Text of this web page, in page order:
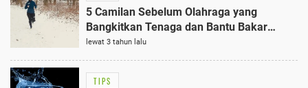
5 Camilan Sebelum Olahraga yang
Bangkitkan Tenaga dan Bantu Bakar
Kalori
lewat 3 tahun lalu
TIPS